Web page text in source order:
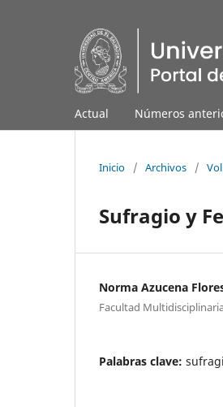
Actual Números
Inicio / Archivos /
Sufragio y
Norma Azucena
Facultad
Palabras clave: